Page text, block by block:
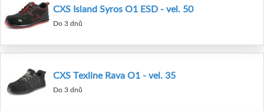
CXS Island Syros O1 ESD - vel. 50
Do 3 dnů
CXS Texline Rava O1 - vel. 35
Do 3 dnů